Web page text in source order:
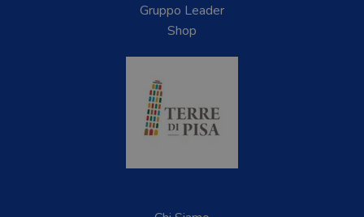
Gruppo Leader
Shop